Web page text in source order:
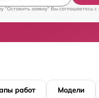
"Оставить заявку" Вы соглашаетесь c
работ Модели